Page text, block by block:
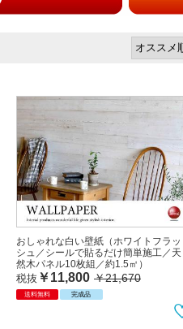
おしゃれな白い壁紙（ホワイトフラッ
シュ／シールで貼るだけ簡単施工／天
然木パネル10枚組／約1.5㎡）
税抜 ￥11,800 ￥21,670
送料無料 完成品